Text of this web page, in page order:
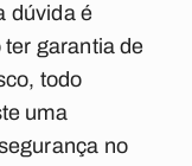
dúvida é
garantia de
todo
uma
no